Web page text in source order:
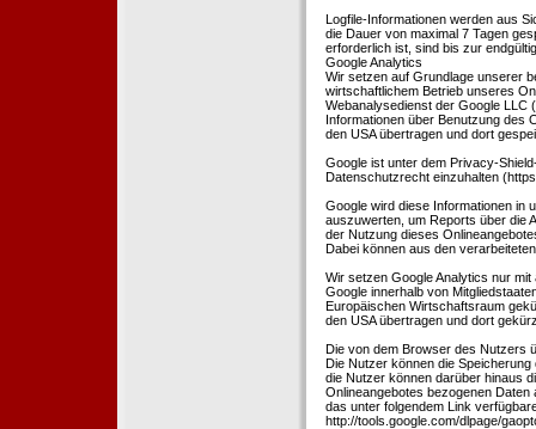
Logfile-Informationen werden aus
die Dauer von maximal 7 Tagen
erforderlich ist, sind bis zur
Google Analytics
Wir setzen auf Grundlage unserer
wirtschaftlichem Betrieb unseres
Webanalysedienst der Google LLC
Informationen über Benutzung des
den USA übertragen und dort
Google ist unter dem Privacy-
Datenschutzrecht einzuhalten
Google wird diese Informationen in
auszuwerten, um Reports über die
der Nutzung dieses
Dabei können aus den
Wir setzen Google Analytics nur
Google innerhalb von
Europäischen Wirtschaftsraum
den USA übertragen und dort
Die von dem Browser des Nutzers
Die Nutzer können die
die Nutzer können darüber hinaus
Onlineangebotes bezogenen
das unter folgendem Link
http://tools.google.com/dlpage/